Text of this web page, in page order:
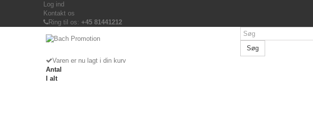
Log ind
Kontakt os
Ring til os: +45 81441212
Søg
Varen er nu lagt i din kurv
Antal
I alt